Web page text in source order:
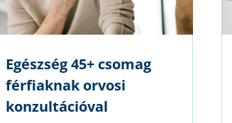
Egészség 45+ csomag
férfiaknak orvosi
konzultációval